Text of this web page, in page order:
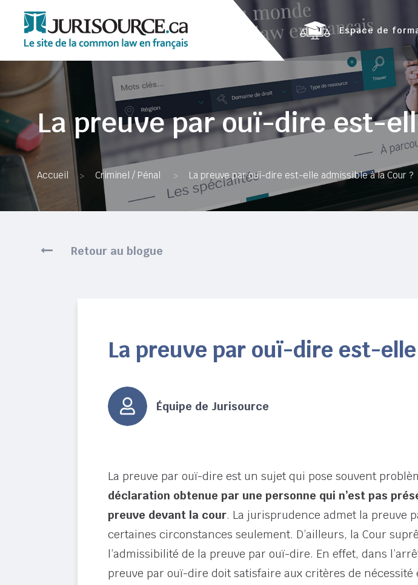
Espace de
La preuve par ouï-dire est-
Accueil > Criminel / Pénal > La preuve par ouï-dire est-elle admissible à la Cour ?
Retour au blogue
La preuve par ouï-dire est-
Équipe de Jurisource
La preuve par ouï-dire est un sujet qui pose souvent
déclaration obtenue par une personne qui n’est pas
preuve devant la cour. La jurisprudence admet la preuve
certaines circonstances seulement. D’ailleurs, la Cour
l’admissibilité de la preuve par ouï-dire. En effet, dans
preuve par ouï-dire doit satisfaire aux critères de